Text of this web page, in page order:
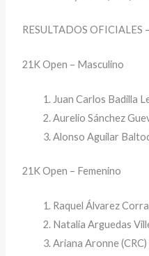
RESULTADOS OFICIALES
21K Open – Masculino
Juan Carlos Badilla
Aurelio Sánchez
Alonso Aguilar
21K Open – Femenino
Raquel Álvarez
Natalia Arguedas
Ariana Aronne